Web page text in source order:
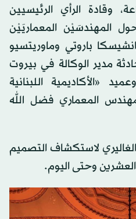
وقادة الرأي الرئيسيين
المهندسَيْن المعماريَيْن
باروتي وماوريتسيو
مدير الوكالة في بيروت
«الأكاديمية اللبنانية
المعماري فضل الله
لاستكشاف التصميم
العشرين وحتى اليوم.